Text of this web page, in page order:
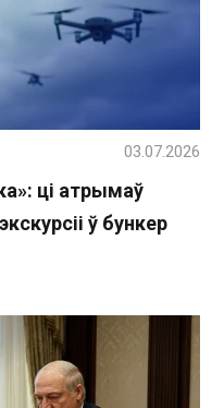
ці атрымаў
ў бункер
03.07.2026